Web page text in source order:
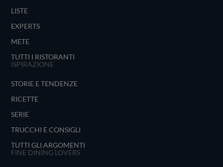
LISTE
EXPERTS
METE
TUTTI I RISTORANTI
ISPIRAZIONE
STORIE E TENDENZE
RICETTE
SERIE
TRUCCHI E CONSIGLI
TUTTI GLI ARGOMENTI
FINE DINING LOVERS